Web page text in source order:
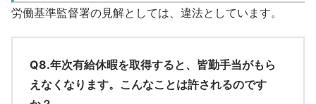
労働基準監督署の見解としては、違法としています。
Q8.年次有給休暇を取得すると、皆勤手当がもら
えなくなります。こんなことは許されるのです